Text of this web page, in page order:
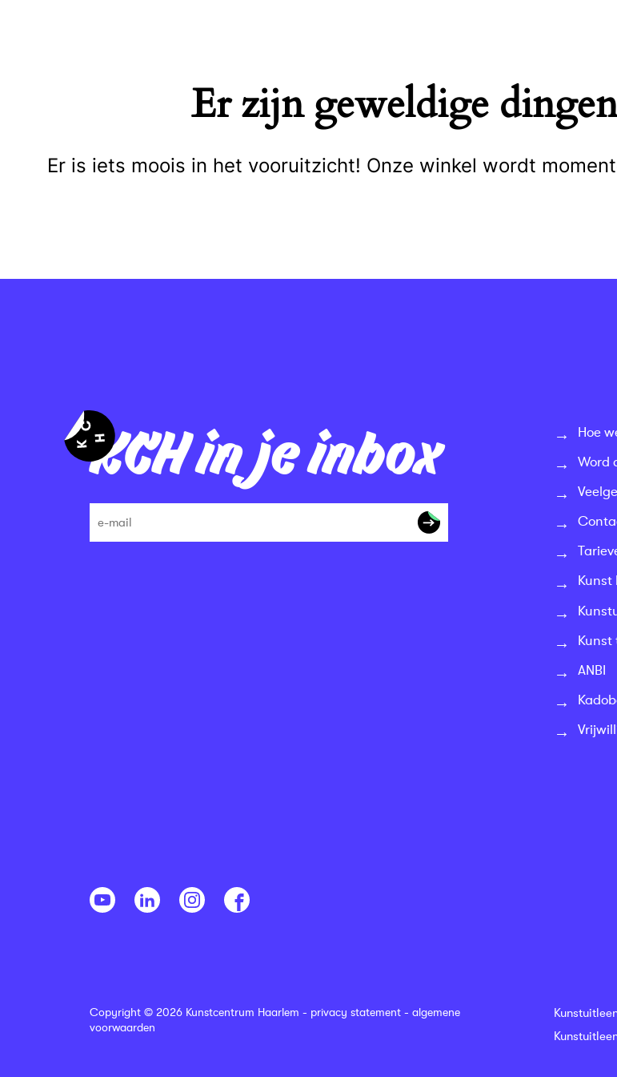
Er zijn geweldige
Er is iets moois in het vooruitzicht! Onze winkel wordt
KCH in je inbox
Hoe
Word
Kunst
ANBI
Copyright © 2026 Kunstcentrum Haarlem - privacy statement - algemene
voorwaarden